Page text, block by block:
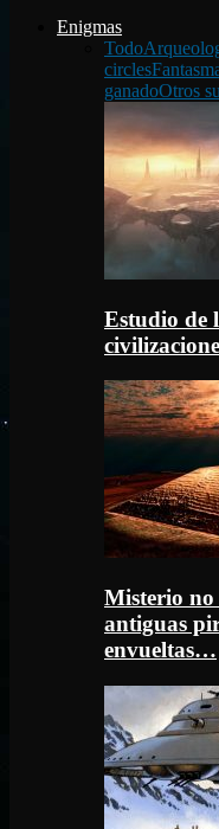
Enigmas
Todo
circles
ganadoOtros
Estudio de
Misterio
antiguas
envueltas…